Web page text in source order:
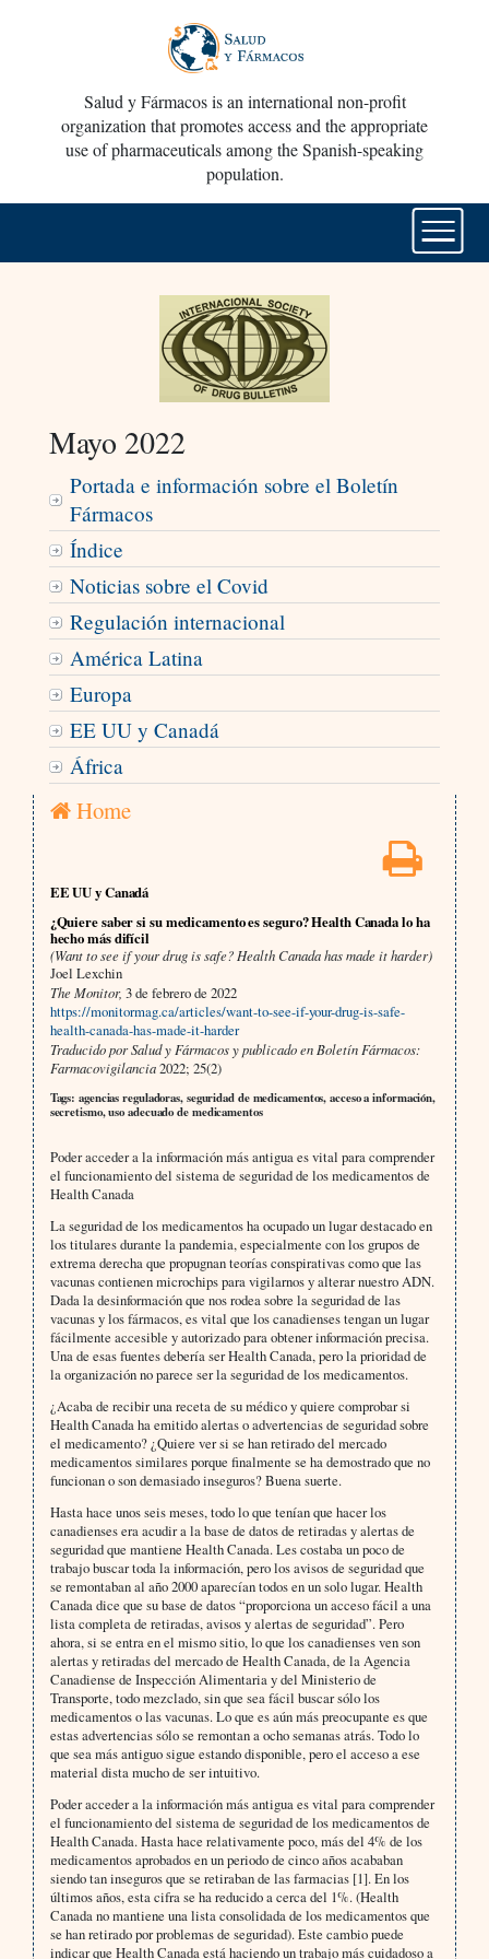
Salud y Fármacos is an international non-profit
organization that promotes access and the appropriate
use of pharmaceuticals among the Spanish-speaking
population.
Mayo 2022
Portada e información sobre el Boletín
Fármacos
Índice
Noticias sobre el Covid
Regulación internacional
América Latina
Europa
EE UU y Canadá
África
Home
EE UU y Canadá
¿Quiere saber si su medicamento es seguro? Health Canada lo ha
hecho más difícil
(Want to see if your drug is safe? Health Canada has made it harder)
Joel Lexchin
The Monitor, 3 de febrero de 2022
https://monitormag.ca/articles/want-to-see-if-your-drug-is-safe-
health-canada-has-made-it-harder
Traducido por Salud y Fármacos y publicado en Boletín Fármacos:
Farmacovigilancia2022; 25(2)
Tags: agencias reguladoras, seguridad de medicamentos, acceso a información,
secretismo, uso adecuado de medicamentos
Poder acceder a la información más antigua es vital para comprender
el funcionamiento del sistema de seguridad de los medicamentos de
Health Canada
La seguridad de los medicamentos ha ocupado un lugar destacado en
los titulares durante la pandemia, especialmente con los grupos de
extrema derecha que propugnan teorías conspirativas como que las
vacunas contienen microchips para vigilarnos y alterar nuestro ADN.
Dada la desinformación que nos rodea sobre la seguridad de las
vacunas y los fármacos, es vital que los canadienses tengan un lugar
fácilmente accesible y autorizado para obtener información precisa.
Una de esas fuentes debería ser Health Canada, pero la prioridad de
la organización no parece ser la seguridad de los medicamentos.
¿Acaba de recibir una receta de su médico y quiere comprobar si
Health Canada ha emitido alertas o advertencias de seguridad sobre
el medicamento? ¿Quiere ver si se han retirado del mercado
medicamentos similares porque finalmente se ha demostrado que no
funcionan o son demasiado inseguros? Buena suerte.
Hasta hace unos seis meses, todo lo que tenían que hacer los
canadienses era acudir a la base de datos de retiradas y alertas de
seguridad que mantiene Health Canada. Les costaba un poco de
trabajo buscar toda la información, pero los avisos de seguridad que
se remontaban al año 2000 aparecían todos en un solo lugar. Health
Canada dice que su base de datos “proporciona un acceso fácil a una
lista completa de retiradas, avisos y alertas de seguridad”. Pero
ahora, si se entra en el mismo sitio, lo que los canadienses ven son
alertas y retiradas del mercado de Health Canada, de la Agencia
Canadiense de Inspección Alimentaria y del Ministerio de
Transporte, todo mezclado, sin que sea fácil buscar sólo los
medicamentos o las vacunas. Lo que es aún más preocupante es que
estas advertencias sólo se remontan a ocho semanas atrás. Todo lo
que sea más antiguo sigue estando disponible, pero el acceso a ese
material dista mucho de ser intuitivo.
Poder acceder a la información más antigua es vital para comprender
el funcionamiento del sistema de seguridad de los medicamentos de
Health Canada. Hasta hace relativamente poco, más del 4% de los
medicamentos aprobados en un periodo de cinco años acababan
siendo tan inseguros que se retiraban de las farmacias [1]. En los
últimos años, esta cifra se ha reducido a cerca del 1%. (Health
Canada no mantiene una lista consolidada de los medicamentos que
se han retirado por problemas de seguridad). Este cambio puede
indicar que Health Canada está haciendo un trabajo más cuidadoso a